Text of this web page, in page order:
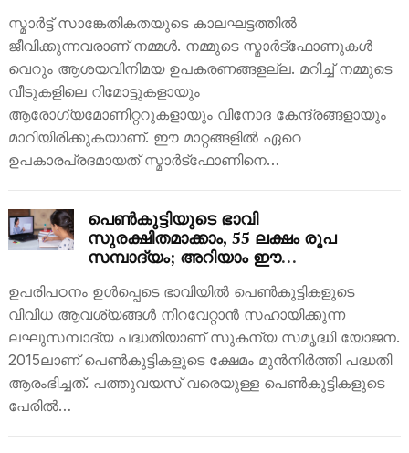
സ്മാർട്ട് സാങ്കേതികതയുടെ കാലഘട്ടത്തിൽ
ജീവിക്കുന്നവരാണ് നമ്മൾ. നമ്മുടെ സ്മാർട്‌ഫോണുകൾ
വെറും ആശയവിനിമയ ഉപകരണങ്ങളല്ല. മറിച്ച് നമ്മുടെ
വീടുകളിലെ റിമോട്ടുകളായും
ആരോഗ്യമോണിറ്ററുകളായും വിനോദ കേന്ദ്രങ്ങളായും
മാറിയിരിക്കുകയാണ്. ഈ മാറ്റങ്ങളിൽ ഏറെ
ഉപകാരപ്രദമായത് സ്മാർട്‌ഫോണിനെ…
പെൺകുട്ടിയുടെ ഭാവി
സുരക്ഷിതമാക്കാം, 55 ലക്ഷം രൂപ
സമ്പാദ്യം; അറിയാം ഈ
ഉപരിപഠനം ഉൾപ്പെടെ ഭാവിയിൽ പെൺകുട്ടികളുടെ
വിവിധ ആവശ്യങ്ങൾ നിറവേറ്റാൻ സഹായിക്കുന്ന
ലഘുസമ്പാദ്യ പദ്ധതിയാണ് സുകന്യ സമൃദ്ധി യോജന.
2015ലാണ് പെൺകുട്ടികളുടെ ക്ഷേമം മുൻനിർത്തി പദ്ധതി
ആരംഭിച്ചത്. പത്തുവയസ് വരെയുള്ള പെൺകുട്ടികളുടെ
പേരിൽ…